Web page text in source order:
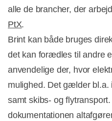
alle de brancher, der
PtX.
Brint kan både bruges
det kan forædles til andre
anvendelige der, hvor
mulighed. Det gælder bl.a.
samt skibs- og
dokumentationen